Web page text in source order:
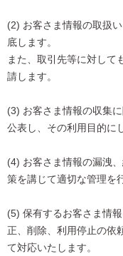
(2) お客さま情報の取扱
底します。
また、取引先等に対して
請します。
(3) お客さま情報の収集
公表し、その利用目的に
(4) お客さま情報の漏洩
策を講じて適切な管理を
(5) 保有するお客さま情
正、削除、利用停止の依
て対応いたします。